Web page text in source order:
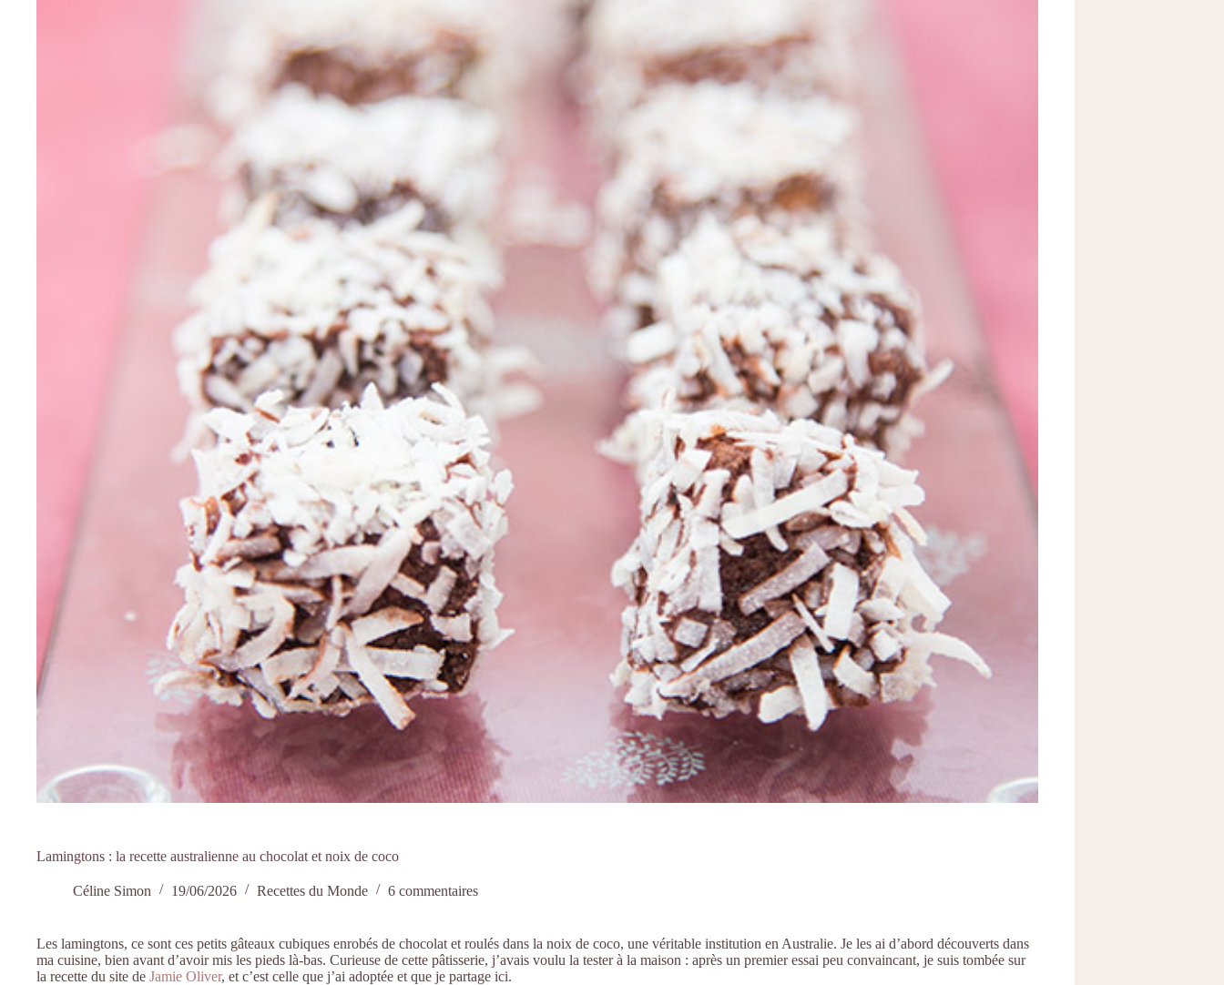
Lamingtons : la recette australienne au chocolat et noix de coco
Céline Simon 19/06/2026 Recettes du Monde 6 commentaires
Les lamingtons, ce sont ces petits gâteaux cubiques enrobés de chocolat et roulés dans la noix de coco, une véritable institution en Australie. Je les ai d’abord découverts dans
ma cuisine, bien avant d’avoir mis les pieds là-bas. Curieuse de cette pâtisserie, j’avais voulu la tester à la maison : après un premier essai peu convaincant, je suis tombée sur
la recette du site de Jamie Oliver, et c’est celle que j’ai adoptée et que je partage ici.